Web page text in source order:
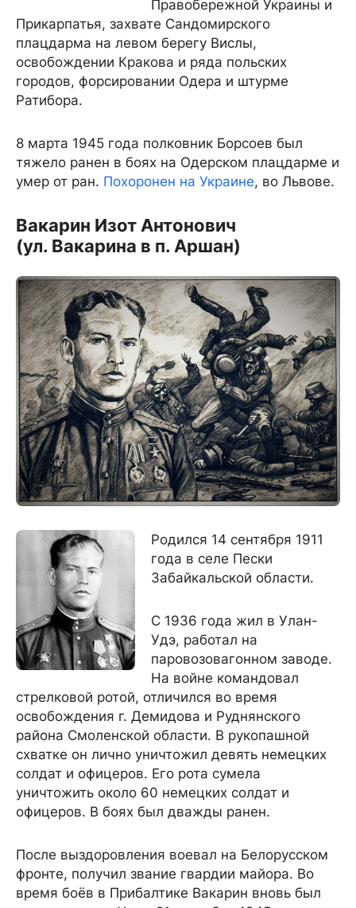
Правобережной Украины и
Прикарпатья, захвате Сандомирского
плацдарма на левом берегу Вислы,
освобождении Кракова и ряда польских
городов, форсировании Одера и штурме
Ратибора.
8 марта 1945 года полковник Борсоев был
тяжело ранен в боях на Одерском плацдарме и
умер от ран. Похоронен на Украине, во Львове.
Вакарин Изот Антонович
(ул. Вакарина в п. Аршан)
Родился 14 сентября 1911
года в селе Пески
Забайкальской области.
С 1936 года жил в Улан-
Удэ, работал на
паровозовагонном заводе.
На войне командовал
стрелковой ротой, отличился во время
освобождения г. Демидова и Руднянского
района Смоленской области. В рукопашной
схватке он лично уничтожил девять немецких
солдат и офицеров. Его рота сумела
уничтожить около 60 немецких солдат и
офицеров. В боях был дважды ранен.
После выздоровления воевал на Белорусском
фронте, получил звание гвардии майора. Во
время боёв в Прибалтике Вакарин вновь был